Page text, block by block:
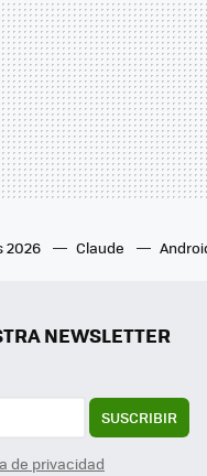
2026 Claude
NEWSLETTER
SUSCRIBIR
de privacidad